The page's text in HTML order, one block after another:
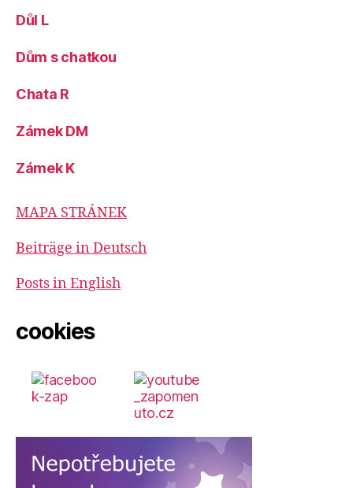
Důl L
Dům s chatkou
Chata R
Zámek DM
Zámek K
MAPA STRÁNEK
Beiträge in Deutsch
Posts in English
cookies